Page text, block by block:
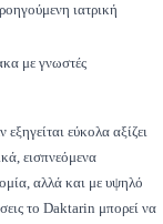
ιατρική
με γνωστές
εξηγείται εύκολα αξίζει
εισπνεόμενα
αλλά και με υψηλό
το Daktarin μπορεί να